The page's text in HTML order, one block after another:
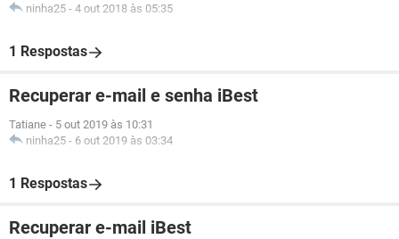
ninha25 - 4 out 2018 às 05:35
1 Respostas
Recuperar e-mail e senha iBest
Tatiane - 5 out 2019 às 10:31
ninha25 - 6 out 2019 às 03:34
1 Respostas
Recuperar e-mail iBest